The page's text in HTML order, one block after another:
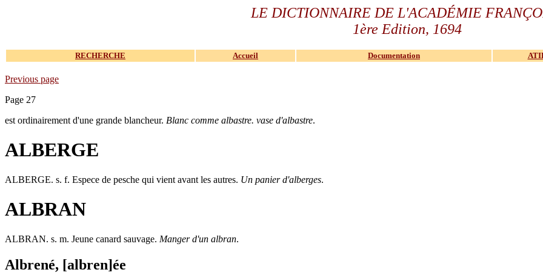
LE DICTIONNAIRE DE L'ACADÉMIE
1ère Edition, 1694
RECHERCHE Accueil Documentation
Previous page
Page 27
est ordinairement d'une grande blancheur. Blanc comme albastre. vase d'albastre.
ALBERGE
ALBERGE. s. f. Espece de pesche qui vient avant les autres. Un panier d'alberges.
ALBRAN
ALBRAN. s. m. Jeune canard sauvage. Manger d'un albran.
Albrené, [albren]ée